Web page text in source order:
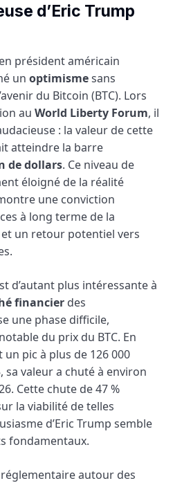
d’Eric Trump
président américain
un optimismesans
du Bitcoin (BTC). Lors
au World Liberty Forum, il
: la valeur de cette
atteindre la barre
de dollars. Ce niveau de
éloigné de la réalité
une conviction
à long terme de la
un retour potentiel vers
d’autant plus intéressante à
financier des
une phase difficile,
du prix du BTC. En
pic à plus de 126 000
sa valeur a chuté à environ
Cette chute de 47 %
la viabilité de telles
d’Eric Trump semble
fondamentaux.
autour des